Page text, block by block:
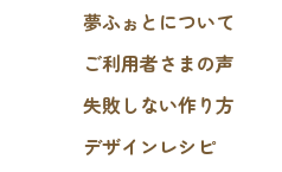
夢ふぉとについて
ご利用者さまの声
失敗しない作り方
デザインレシピ